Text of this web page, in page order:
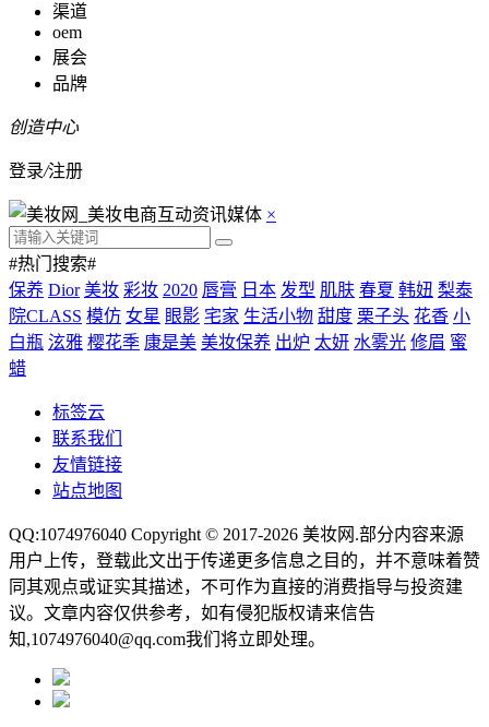
渠道
oem
展会
品牌
创造中心
登录/注册
×
#热门搜索#
保养 Dior 美妆 彩妆 2020 唇膏 日本 发型 肌肤 春夏 韩妞 梨泰
院CLASS 模仿 女星 眼影 宅家 生活小物 甜度 栗子头 花香 小
白瓶 泫雅 樱花季 康是美 美妆保养 出炉 太妍 水雾光 修眉 蜜
蜡
标签云
联系我们
友情链接
站点地图
QQ:1074976040 Copyright © 2017-2026 美妆网 .部分内容来源
用户上传，登载此文出于传递更多信息之目的，并不意味着赞
同其观点或证实其描述，不可作为直接的消费指导与投资建
议。文章内容仅供参考，如有侵犯版权请来信告
知,1074976040@qq.com我们将立即处理。